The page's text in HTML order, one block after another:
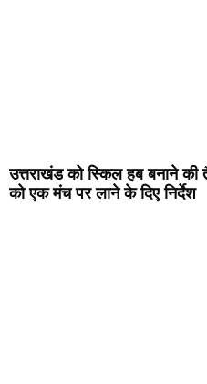
उत्तराखंड को स्किल हब बनाने की
को एक मंच पर लाने के दिए निर्देश